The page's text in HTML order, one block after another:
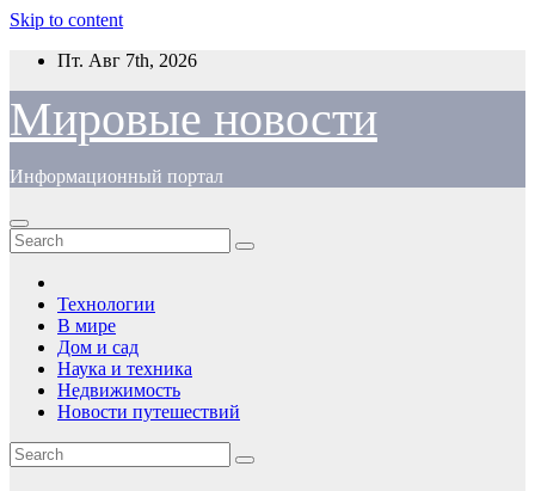
Skip to content
Пт. Авг 7th, 2026
Мировые новости
Информационный портал
Технологии
В мире
Дом и сад
Наука и техника
Недвижимость
Новости путешествий